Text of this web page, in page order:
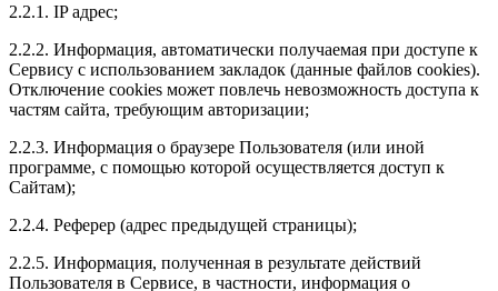
2.2.1. IP адрес;
2.2.2. Информация, автоматически получаемая при доступе к
Сервису с использованием закладок (данные файлов cookies).
Отключение cookies может повлечь невозможность доступа к
частям сайта, требующим авторизации;
2.2.3. Информация о браузере Пользователя (или иной
программе, с помощью которой осуществляется доступ к
Сайтам);
2.2.4. Реферер (адрес предыдущей страницы);
2.2.5. Информация, полученная в результате действий
Пользователя в Сервисе, в частности, информация о